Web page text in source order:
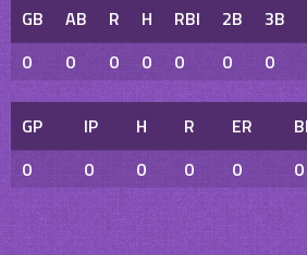
GB AB R H RBI 2B 3B
0
0 0 0 0 0 0
GP IP H R ER
0
0 0 0 0 0